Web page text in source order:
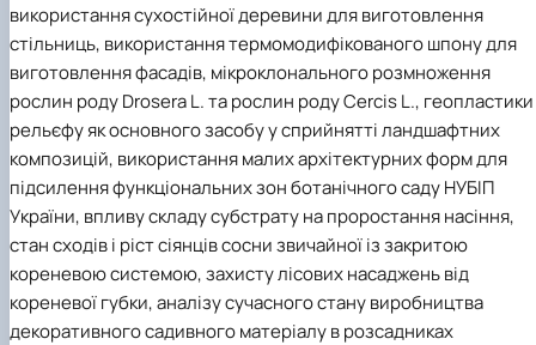
використання сухостійної деревини для виготовлення
стільниць, використання термомодифікованого шпону для
виготовлення фасадів, мікроклонального розмноження
рослин роду Drosera L. та рослин роду Cercis L., геопластики
рельєфу як основного засобу у сприйнятті ландшафтних
композицій, використання малих архітектурних форм для
підсилення функціональних зон ботанічного саду НУБІП
України, впливу складу субстрату на проростання насіння,
стан сходів і ріст сіянців сосни звичайної із закритою
кореневою системою, захисту лісових насаджень від
кореневої губки, аналізу сучасного стану виробництва
декоративного садивного матеріалу в розсадниках